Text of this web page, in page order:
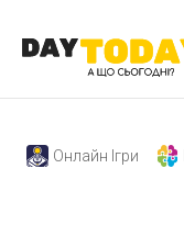
Онлайн Ігри